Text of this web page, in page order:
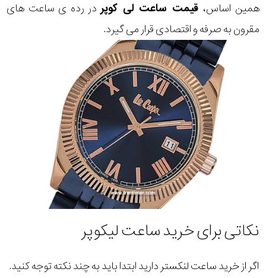
همین اساس، قیمت ساعت لی کوپردر رده ی ساعت های
مقرون به صرفه و اقتصادی قرار می گیرد.
نکاتی برای خرید ساعت لیکوپر
اگر از خرید ساعت لنکستر دارید ابتدا باید به چند نکته توجه کنید.